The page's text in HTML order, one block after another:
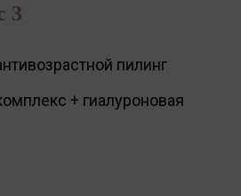
3
пилинг
+ гиалуроновая